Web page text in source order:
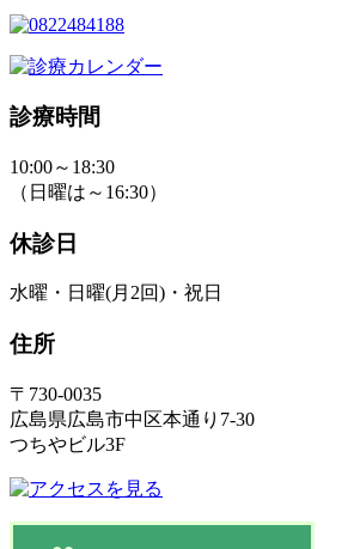
診療時間
10:00～18:30
（日曜は～16:30）
休診日
水曜・日曜(月2回)・祝日
住所
〒730-0035
広島県広島市中区本通り7-30
つちやビル3F